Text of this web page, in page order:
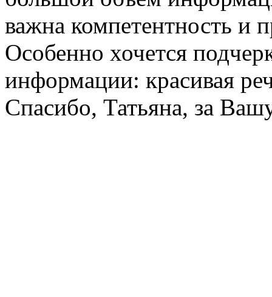
важна компетентность и
Особенно хочется
информации: красивая
Спасибо, Татьяна, за